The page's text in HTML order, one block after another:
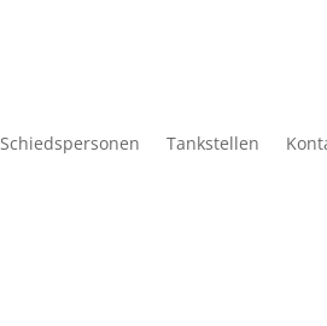
Schiedspersonen Tankstellen